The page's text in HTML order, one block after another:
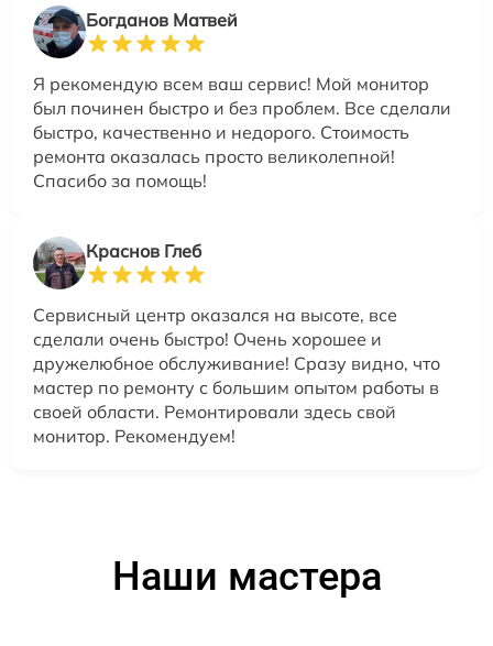
Богданов Матвей
Я рекомендую всем ваш сервис! Мой монитор
был починен быстро и без проблем. Все сделали
быстро, качественно и недорого. Стоимость
ремонта оказалась просто великолепной!
Спасибо за помощь!
Краснов Глеб
Сервисный центр оказался на высоте, все
сделали очень быстро! Очень хорошее и
дружелюбное обслуживание! Сразу видно, что
мастер по ремонту с большим опытом работы в
своей области. Ремонтировали здесь свой
монитор. Рекомендуем!
Наши мастера